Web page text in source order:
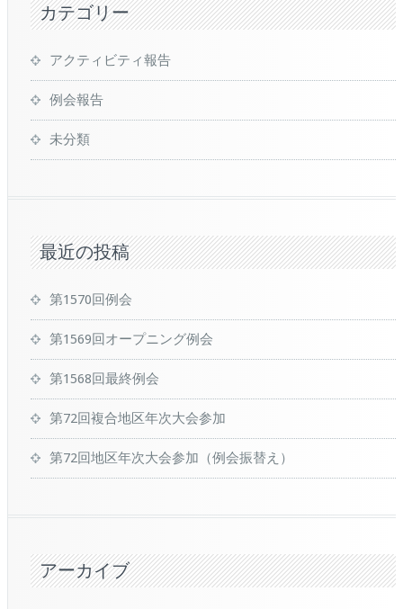
カテゴリー
アクティビティ報告
例会報告
未分類
最近の投稿
第1570回例会
第1569回オープニング例会
第1568回最終例会
第72回複合地区年次大会参加
第72回地区年次大会参加（例会振替え）
アーカイブ